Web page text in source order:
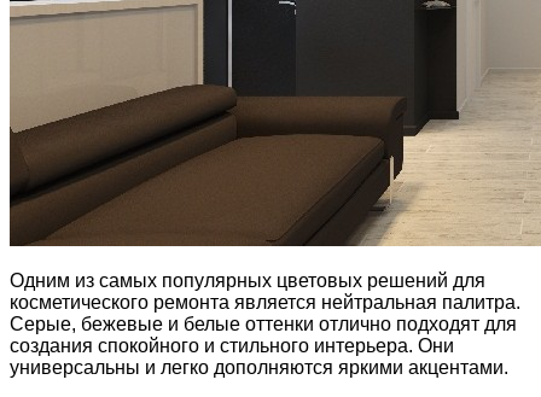
Одним из самых популярных цветовых решений для
косметического ремонта является нейтральная палитра.
Серые, бежевые и белые оттенки отлично подходят для
создания спокойного и стильного интерьера. Они
универсальны и легко дополняются яркими акцентами.